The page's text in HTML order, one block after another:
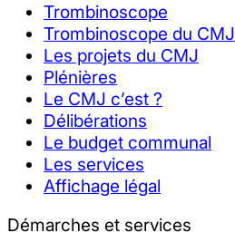
Trombinoscope
Trombinoscope du CMJ
Les projets du CMJ
Plénières
Le CMJ c’est ?
Délibérations
Le budget communal
Les services
Affichage légal
Démarches et services